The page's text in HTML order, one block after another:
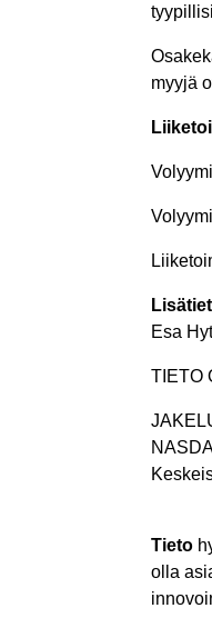
myyjä
Esa
TIETO
Tieto
olla